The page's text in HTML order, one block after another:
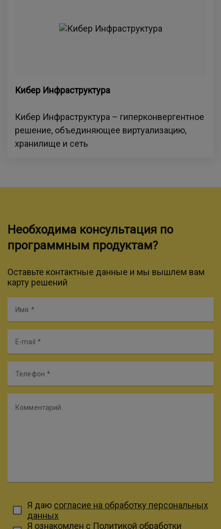
Кибер Инфраструктура
Кибер Инфраструктура – гиперконвергентное
решение, объединяющее виртуализацию,
хранилище и сеть
Необходима консультация по
программным продуктам?
Оставьте контактные данные и мы вышлем вам
карту решений
Имя
E-mail
Телефон
Комментарий
Я даю согласие на обработку персональных
данных
Я ознакомлен с Политикой обработки